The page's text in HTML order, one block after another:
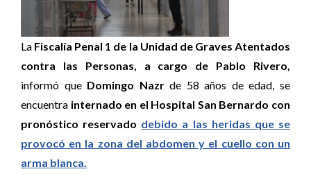
La Fiscalía Penal 1 de la Unidad de Graves Atentados
contra las Personas, a cargo de Pablo Rivero,
informó que Domingo Nazrde 58 años de edad, se
encuentra internado en el Hospital San Bernardo con
pronóstico reservado debido a las heridas que se
provocó en la zona del abdomen y el cuello con un
arma blanca.